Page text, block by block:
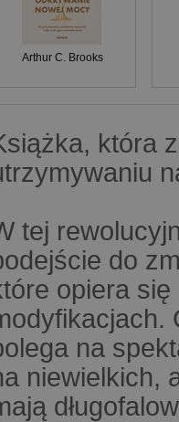
Arthur C. Brooks
która
tej
do
opiera
na
niewielkich,